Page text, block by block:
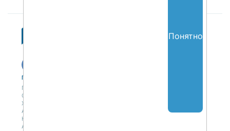
Публикации
Публикации
Обсуждения
Журнал
Антологии
Колонки
Авторы
Понятно